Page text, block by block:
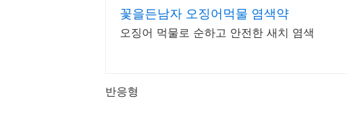
꽃을든남자 오징어먹물 염색약
오징어 먹물로 순하고 안전한 새치 염색
반응형